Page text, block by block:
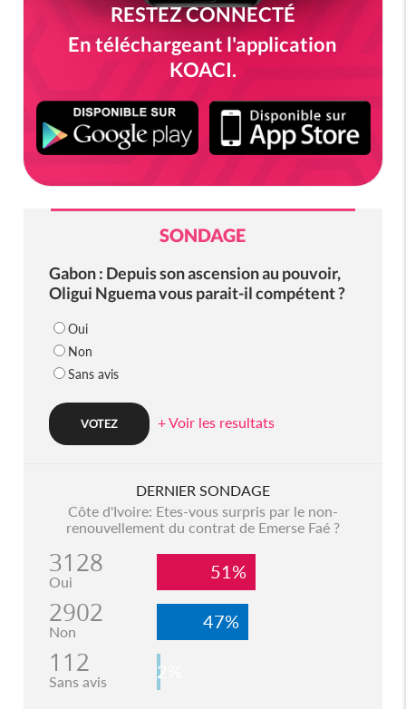
RESTEZ CONNECTÉ
En téléchargeant l'application
KOACI.
SONDAGE
Gabon : Depuis son ascension au pouvoir,
Oligui Nguema vous parait-il compétent ?
Oui
Non
Sans avis
+ Voir les resultats
DERNIER SONDAGE
Côte d'Ivoire: Etes-vous surpris par le non-
renouvellement du contrat de Emerse Faé ?
3128
Oui 51%
2902
Non 47%
112
Sans avis 2%